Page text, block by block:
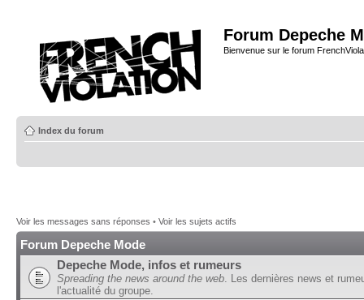
Forum Depeche
Bienvenue sur le forum
Index du forum
Voir les messages sans réponses • Voir les sujets actifs
Forum Depeche Mode
Depeche Mode, infos et rumeurs
Spreading the news around the web . Les dernières news et
l'actualité du groupe.